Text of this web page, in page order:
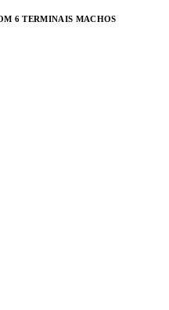
6 TERMINAIS MACHOS